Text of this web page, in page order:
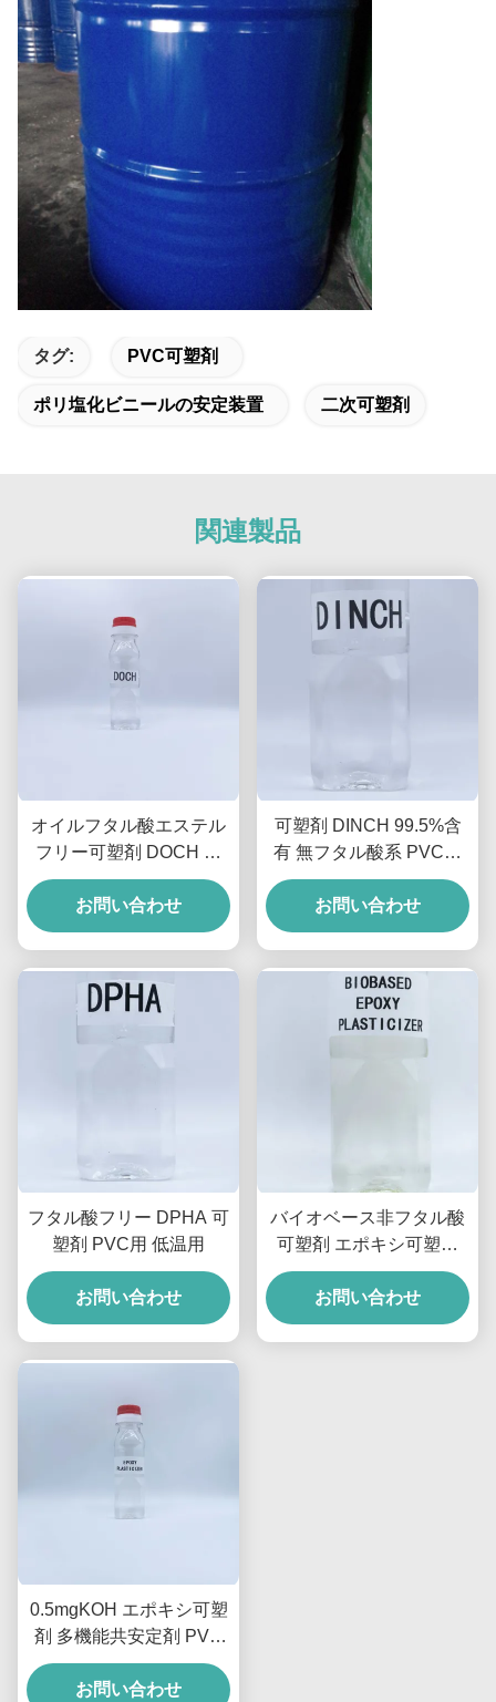
タグ: PVC可塑剤
ポリ塩化ビニールの安定装置 二次可塑剤
関連製品
オイルフタル酸エステル
フリー可塑剤 DOCH は
DOP と同様の可塑化効率
お問い合わせ
可塑剤 DINCH 99.5%含
有 無フタル酸系 PVC用
液体油性可塑剤
お問い合わせ
フタル酸フリー DPHA 可
塑剤 PVC用 低温用
お問い合わせ
バイオベース非フタル酸
可塑剤 エポキシ可塑剤
ESBO用 0.988g/cm3
お問い合わせ
0.5mgKOH エポキシ可塑
剤 多機能共安定剤 PVC
用
お問い合わせ